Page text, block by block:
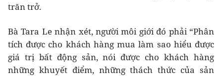
trăn trở.
Bà Tara Le nhận xét, người môi giới đó phải “Phân
tích được cho khách hàng mua làm sao hiểu được
giá trị bất động sản, nói được cho khách hàng
những khuyết điểm, những thách thức của sản